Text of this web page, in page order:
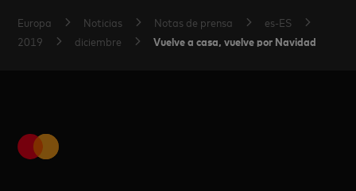
Europa Noticias Notas de prensa
es-ES
2019
diciembre Vuelve a casa, vuelve por Navidad